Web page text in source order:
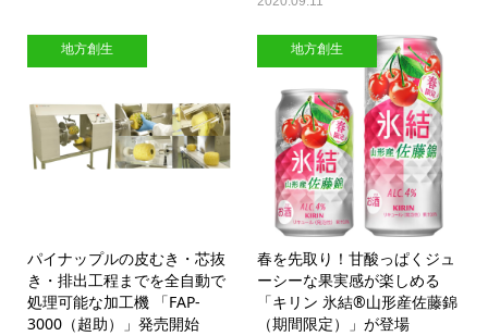
地方創生
パイナップルの皮むき・芯抜
き・排出工程までを全自動で
処理可能な加工機 「FAP-
3000（超助）」発売開始
地方創生
春を先取り！甘酸っぱくジュ
ーシーな果実感が楽しめる
「キリン 氷結®山形産佐藤錦
（期間限定）」が登場